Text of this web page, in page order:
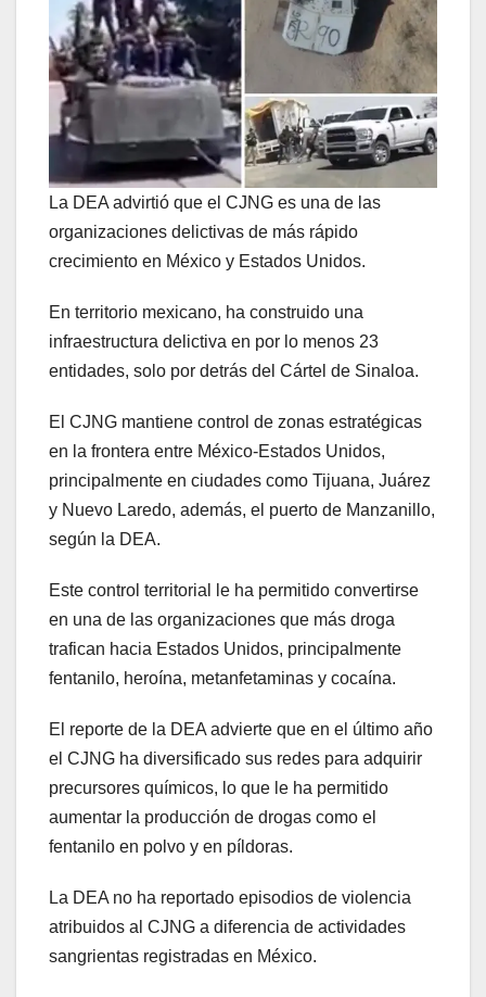
La DEA advirtió que el CJNG es una de las
organizaciones delictivas de más rápido
crecimiento en México y Estados Unidos.
En territorio mexicano, ha construido una
infraestructura delictiva en por lo menos 23
entidades, solo por detrás del Cártel de Sinaloa.
El CJNG mantiene control de zonas estratégicas
en la frontera entre México-Estados Unidos,
principalmente en ciudades como Tijuana, Juárez
y Nuevo Laredo, además, el puerto de Manzanillo,
según la DEA.
Este control territorial le ha permitido convertirse
en una de las organizaciones que más droga
trafican hacia Estados Unidos, principalmente
fentanilo, heroína, metanfetaminas y cocaína.
El reporte de la DEA advierte que en el último año
el CJNG ha diversificado sus redes para adquirir
precursores químicos, lo que le ha permitido
aumentar la producción de drogas como el
fentanilo en polvo y en píldoras.
La DEA no ha reportado episodios de violencia
atribuidos al CJNG a diferencia de actividades
sangrientas registradas en México.